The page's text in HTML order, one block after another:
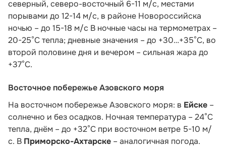
северный, северо-восточный 6-11 м/с, местами
порывами до 12-14 м/с, в районе Новороссийска
ночью – до 15-18 м/с В ночные часы на термометрах –
20-25°С тепла; дневные значения – до +30…+35°С, во
второй половине дня и вечером – сильная жара до
+37°С.
Восточное побережье Азовского моря
На восточном побережье Азовского моря: в Ейске –
солнечно и без осадков. Ночная температура – 24°С
тепла, днём – до +32°С при восточном ветре 5-10 м/
с. В Приморско-Ахтарске – аналогичная погода.